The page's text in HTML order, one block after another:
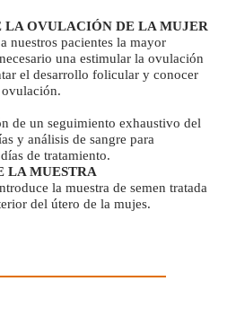
LA OVULACIÓN DE LA MUJER
nuestros pacientes la mayor
una estimular la ovulación
el desarrollo folicular y conocer
de un seguimiento exhaustivo del
y análisis de sangre para
de tratamiento.
LA MUESTRA
la muestra de semen tratada
del útero de la mujes.